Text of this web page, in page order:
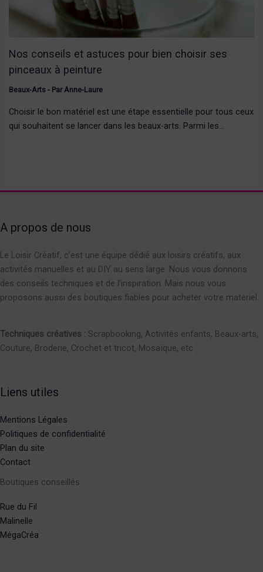
Nos conseils et astuces pour bien choisir ses
pinceaux à peinture
Beaux-Arts- ParAnne-Laure
Choisir le bon matériel est une étape essentielle pour tous ceux
qui souhaitent se lancer dans les beaux-arts. Parmi les…
A propos de nous
Le Loisir Créatif, c’est une équipe dédié aux loisirs créatifs, aux
activités manuelles et au DIY au sens large. Nous vous donnons
des conseils techniques et de l’inspiration. Mais nous vous
proposons aussi des boutiques fiables pour acheter votre matériel.
Techniques créatives : Scrapbooking, Activités enfants, Beaux-arts,
Couture, Broderie, Crochet et tricot, Mosaïque, etc.
Liens utiles
Mentions Légales
Politiques de confidentialité
Plan du site
Contact
Boutiques conseillés
Rue du Fil
Malinelle
MégaCréa